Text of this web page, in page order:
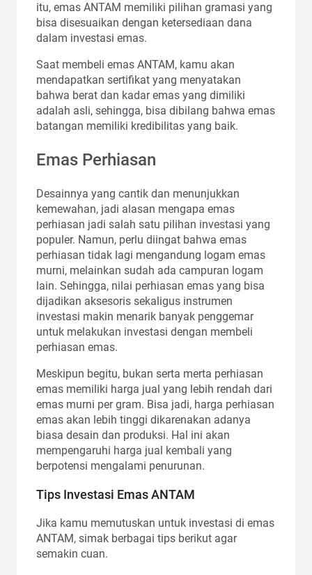
itu, emas ANTAM memiliki pilihan gramasi yang
bisa disesuaikan dengan ketersediaan dana
dalam investasi emas.
Saat membeli emas ANTAM, kamu akan
mendapatkan sertifikat yang menyatakan
bahwa berat dan kadar emas yang dimiliki
adalah asli, sehingga, bisa dibilang bahwa emas
batangan memiliki kredibilitas yang baik.
Emas Perhiasan
Desainnya yang cantik dan menunjukkan
kemewahan, jadi alasan mengapa emas
perhiasan jadi salah satu pilihan investasi yang
populer. Namun, perlu diingat bahwa emas
perhiasan tidak lagi mengandung logam emas
murni, melainkan sudah ada campuran logam
lain. Sehingga, nilai perhiasan emas yang bisa
dijadikan aksesoris sekaligus instrumen
investasi makin menarik banyak penggemar
untuk melakukan investasi dengan membeli
perhiasan emas.
Meskipun begitu, bukan serta merta perhiasan
emas memiliki harga jual yang lebih rendah dari
emas murni per gram. Bisa jadi, harga perhiasan
emas akan lebih tinggi dikarenakan adanya
biasa desain dan produksi. Hal ini akan
mempengaruhi harga jual kembali yang
berpotensi mengalami penurunan.
Tips Investasi Emas ANTAM
Jika kamu memutuskan untuk investasi di emas
ANTAM, simak berbagai tips berikut agar
semakin cuan.